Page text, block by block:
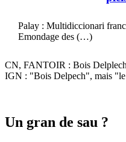
Palay : Multidiccionari
Emondage des (…)
CN, FANTOIR : Bois Delplech
IGN : "Bois Delpech", mais
Un gran de sau ?